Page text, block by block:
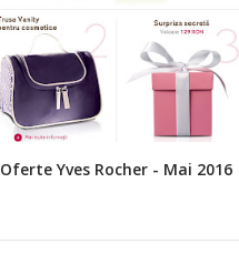
Oferte Yves Rocher - Mai 2016